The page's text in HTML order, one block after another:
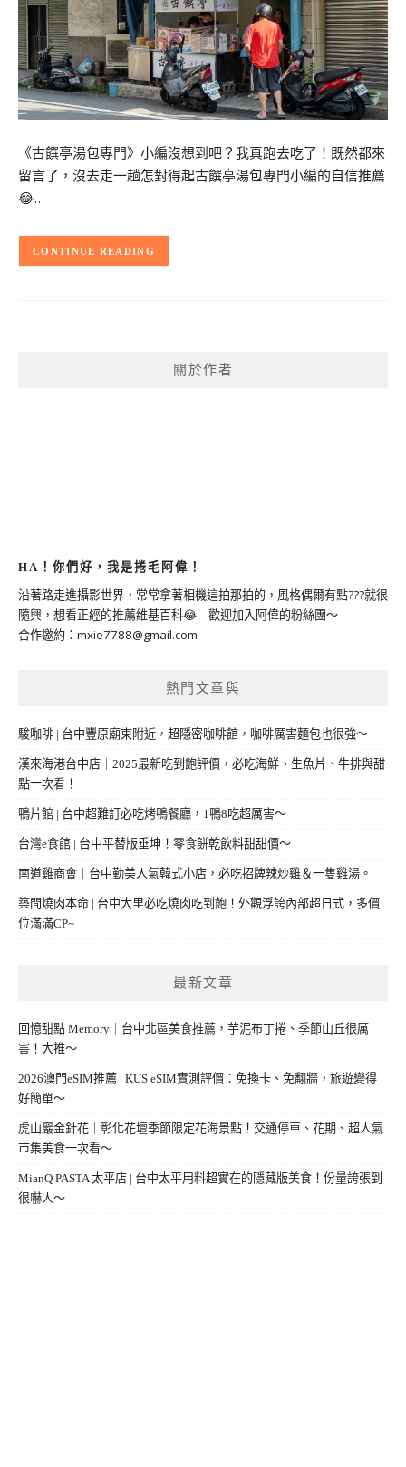
《古饌亭湯包專門》小編沒想到吧？我真跑去吃了！既然都來
留言了，沒去走一趟怎對得起古饌亭湯包專門小編的自信推薦
😂…
CONTINUE READING
關於作者
HA！你們好，我是捲毛阿偉！
沿著路走進攝影世界，常常拿著相機這拍那拍的，風格偶爾有點???就很
隨興，想看正經的推薦維基百科😂 歡迎加入阿偉的粉絲團～
合作邀約： mxie7788@gmail.com
熱門文章與
駿咖啡 | 台中豐原廟東附近，超隱密咖啡館，咖啡厲害麵包也很強～
漢來海港台中店｜2025最新吃到飽評價，必吃海鮮、生魚片、牛排與甜
點一次看！
鴨片館 | 台中超難訂必吃烤鴨餐廳，1鴨8吃超厲害～
台灣e食館 | 台中平替版垂坤！零食餅乾飲料甜甜價～
南道雞商會｜台中勤美人氣韓式小店，必吃招牌辣炒雞＆一隻雞湯。
築間燒肉本命 | 台中大里必吃燒肉吃到飽！外觀浮誇內部超日式，多價
位滿滿CP~
最新文章
回憶甜點 Memory｜台中北區美食推薦，芋泥布丁捲、季節山丘很厲
害！大推～
2026澳門eSIM推薦 | KUS eSIM實測評價：免換卡、免翻牆，旅遊變得
好簡單～
虎山巖金針花｜彰化花壇季節限定花海景點！交通停車、花期、超人氣
市集美食一次看～
MianQ PASTA 太平店 | 台中太平用料超實在的隱藏版美食！份量誇張到
很嚇人～